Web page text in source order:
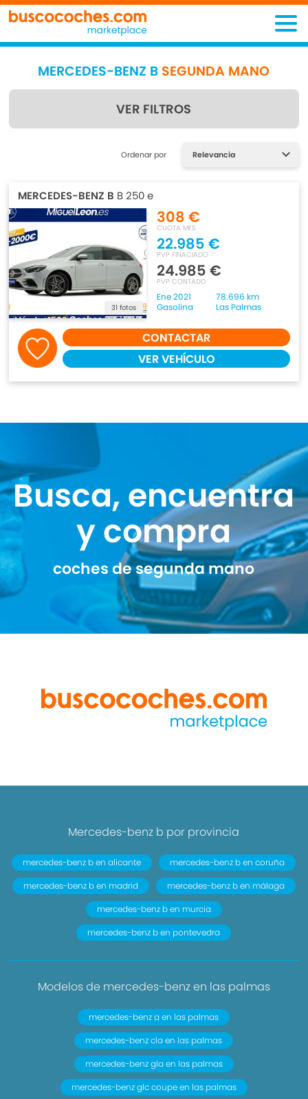
MERCEDES-BENZ B SEGUNDA MANO
VER FILTROS
Encuentra lo que estás
Ordenar por
MERCEDES-BENZ B B 250 e
31 fotos
308 €
CUOTA MES
22.985 €
PVP FINACIADO
24.985 €
PVP CONTADO
Ene 2021
78.696 km
Gasolina
Las Palmas
CONTACTAR
VER VEHÍCULO
Busca, encuentra
y compra
coches de segunda mano
Mercedes-benz b por provincia
mercedes-benz b en alicante
mercedes-benz b en coruña
mercedes-benz b en madrid
mercedes-benz b en málaga
mercedes-benz b en murcia
mercedes-benz b en pontevedra
Modelos de mercedes-benz en las palmas
mercedes-benz a en las palmas
mercedes-benz cla en las palmas
mercedes-benz gla en las palmas
mercedes-benz glc coupe en las palmas